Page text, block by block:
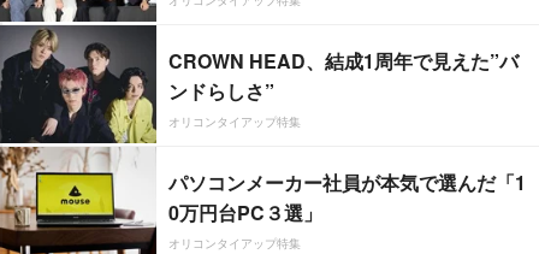
CROWN HEAD、結成1周年で見えた”バ
ンドらしさ”
オリコンタイアップ特集
パソコンメーカー社員が本気で選んだ「1
0万円台PC３選」
オリコンタイアップ特集